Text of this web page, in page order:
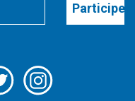
Participer